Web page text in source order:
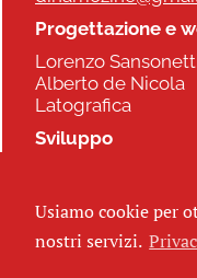
Progettazione e
Lorenzo
Alberto de Nicola
Latografica
Sviluppo
Seguici
Usiamo cookie per
nostri servizi.